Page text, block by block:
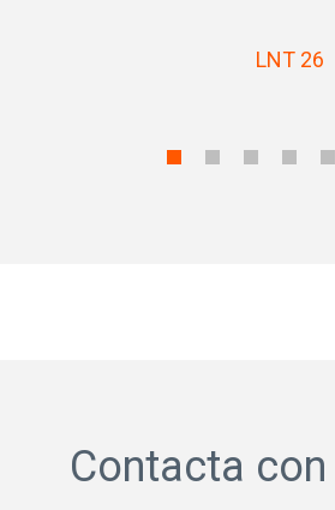
LNT 26
Contacta